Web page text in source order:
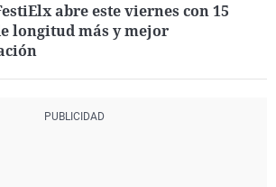
abre este viernes con 15
longitud más y mejor